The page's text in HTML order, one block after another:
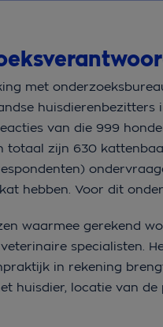
met
huisdierenbezitters
van die 999
totaal zijn 630
hebben. Voor dit
waarmee gerekend
specialisten.
in rekening
huisdier, locatie van de